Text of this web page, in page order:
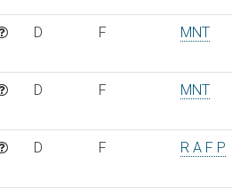
D F MNT
D F MNT
D F R A F P